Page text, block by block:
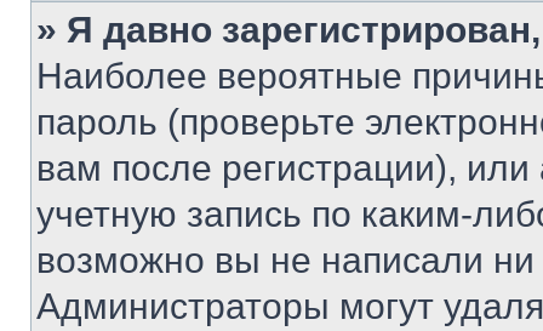
» Я давно
Наиболее вероятные
пароль (проверьте
вам после регистрации),
учетную запись по каким-
возможно вы не написали
Администраторы могут